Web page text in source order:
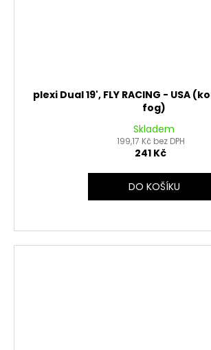
plexi Dual 19', FLY RACING - USA
fog)
Skladem
199,17 Kč bez DPH
241 Kč
DO KOŠÍKU